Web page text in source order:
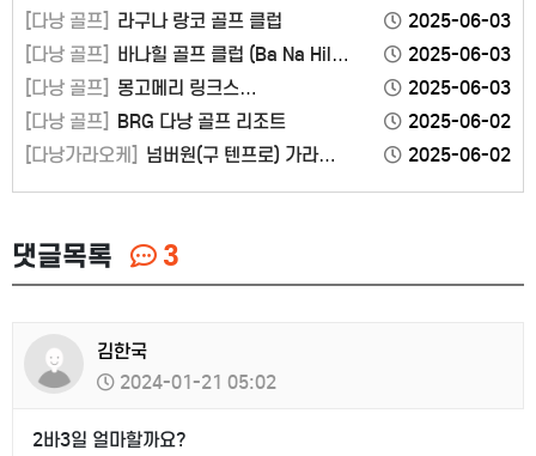
[다낭 골프] 라구나 랑코 골프 클럽
2025-06-03
[다낭 골프] 바나힐 골프 클럽 (Ba Na Hills
Golf Club)
2025-06-03
[다낭 골프] 몽고메리 링크스
(Montgomerie Links Vietnam)
2025-06-03
[다낭 골프] BRG 다낭 골프 리조트
2025-06-02
[다낭가라오케] 넘버원(구 텐프로) 가라오
2025-06-02
댓글목록 3
김한국
2024-01-21 05:02
2바3일 얼마할까요?